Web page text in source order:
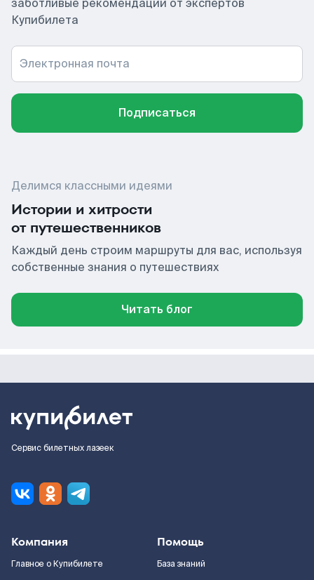
заботливые рекомендации от экспертов
Купибилета
Электронная почта
Подписаться
Делимся классными идеями
Истории и хитрости
от путешественников
Каждый день строим маршруты для вас, используя
собственные знания о путешествиях
Читать блог
Сервис билетных лазеек
Компания
Главное о Купибилете
Помощь
База знаний